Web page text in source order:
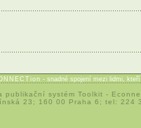
- snadné spojení mezi lidmi,
publikační systém Toolkit -
23; 160 00 Praha 6; tel: 224